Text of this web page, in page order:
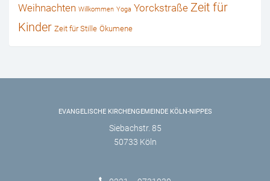
Weihnachten Willkommen Yoga Yorckstraße Zeit für
Kinder Zeit für Stille Ökumene
EVANGELISCHE KIRCHENGEMEINDE KÖLN-NIPPES
Siebachstr. 85
50733 Köln